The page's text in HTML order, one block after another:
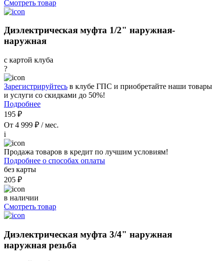
Смотреть товар
Диэлектрическая муфта 1/2" наружная-
наружная
с картой клуба
?
Зарегистрируйтесь в клубе ГПС и приобретайте наши товары
и услуги со скидками до 50%!
Подробнее
195 ₽
От 4 999 ₽ / мес.
i
Продажа товаров в кредит по лучшим условиям!
Подробнее о способах оплаты
без карты
205 ₽
в наличии
Смотреть товар
Диэлектрическая муфта 3/4" наружная
наружная резьба